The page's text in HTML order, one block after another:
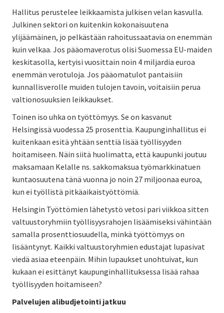
Hallitus perustelee leikkaamista julkisen velan kasvulla.
Julkinen sektori on kuitenkin kokonaisuutena
ylijäämäinen, jo pelkästään rahoitussaatavia on enemmän
kuin velkaa. Jos pääomaverotus olisi Suomessa EU-maiden
keskitasolla, kertyisi vuosittain noin 4 miljardia euroa
enemmän verotuloja. Jos pääomatulot pantaisiin
kunnallisverolle muiden tulojen tavoin, voitaisiin perua
valtionosuuksien leikkaukset.
Toinen iso uhka on työttömyys. Se on kasvanut
Helsingissä vuodessa 25 prosenttia. Kaupunginhallitus ei
kuitenkaan esitä yhtään senttiä lisää työllisyyden
hoitamiseen. Näin siitä huolimatta, että kaupunki joutuu
maksamaan Kelalle ns. sakkomaksua työmarkkinatuen
kuntaosuutena tänä vuonna jo noin 27 miljoonaa euroa,
kun ei työllistä pitkäaikaistyöttömiä.
Helsingin Työttömien lähetystö vetosi pari viikkoa sitten
valtuustoryhmiin työllisyysrahojen lisäämiseksi vähintään
samalla prosenttiosuudella, minkä työttömyys on
lisääntynyt. Kaikki valtuustoryhmien edustajat lupasivat
viedä asiaa eteenpäin. Mihin lupaukset unohtuivat, kun
kukaan ei esittänyt kaupunginhallituksessa lisää rahaa
työllisyyden hoitamiseen?
Palvelujen alibudjetointi jatkuu